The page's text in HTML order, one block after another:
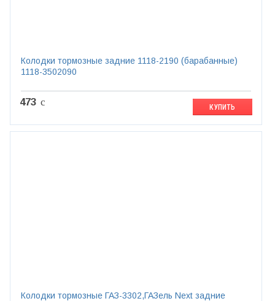
Колодки тормозные задние 1118-2190 (барабанные)
1118-3502090
473 c КУПИТЬ
Колодки тормозные ГАЗ-3302,ГАЗель Next задние